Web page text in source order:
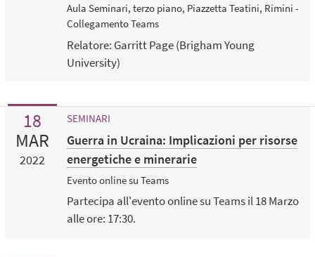
Aula Seminari, terzo piano, Piazzetta Teatini, Rimini -
Collegamento Teams
Relatore: Garritt Page (Brigham Young
University)
18
MAR
2022
SEMINARI
Guerra in Ucraina: Implicazioni per risorse
energetiche e minerarie
Evento online su Teams
Partecipa all'evento online su Teams il 18 Marzo
alle ore: 17:30.